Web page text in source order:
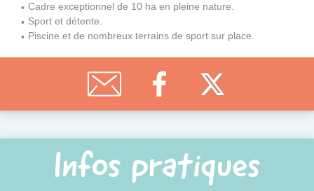
Cadre exceptionnel de 10 ha en pleine nature.
Sport et détente.
Piscine et de nombreux terrains de sport sur place.
Infos pratiques